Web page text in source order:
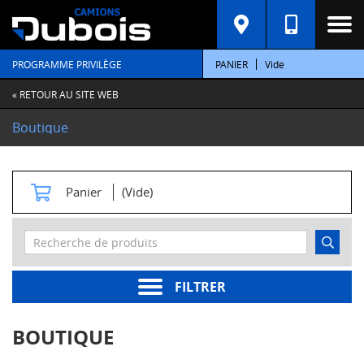
PROGRAMME PRIVILÈGE PANIER Vide
« RETOUR AU SITE WEB
Boutique
Panier (Vide)
FILTRER
C
A
T
É
G
O
R
E
S
t
e
r
moteur
BOUTIQUE